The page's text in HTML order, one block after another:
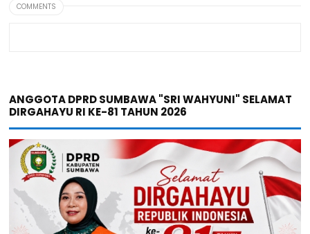
COMMENTS
ANGGOTA DPRD SUMBAWA "SRI WAHYUNI" SELAMAT
DIRGAHAYU RI KE-81 TAHUN 2026